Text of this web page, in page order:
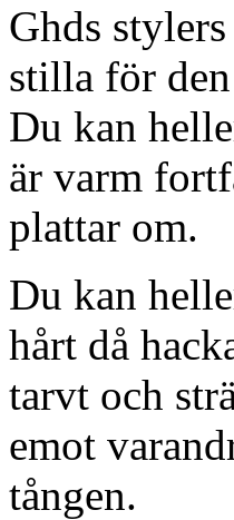
Ghds
stilla för
Du kan
är varm
plattar om.
Du kan
hårt då
tarvt och
emot
tången.